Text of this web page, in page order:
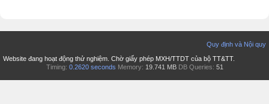
Quy định và Nội quy
Website đang hoạt động thử nghiệm. Chờ giấy phép MXH/TTDT của bộ TT&TT.
Timing: 0.2620 seconds Memory: 19.741 MB DB Queries: 51